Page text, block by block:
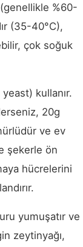
%60-
(35-40°C),
çok soğuk
kullanır.
20g
ve ev
şekerle ön
hücrelerini
yumuşatır ve
zeytinyağı,